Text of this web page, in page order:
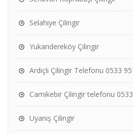
Selahiye Çilingir
Yukarıdereköy Çilingir
Ardıçlı Çilingir Telefonu 0533
Camikebir Çilingir telefonu
Uyanış Çilingir